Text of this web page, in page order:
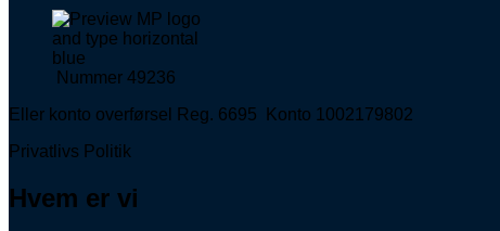
Nummer 49236
Eller konto overførsel Reg. 6695 Konto 1002179802
Privatlivs Politik
Hvem er vi